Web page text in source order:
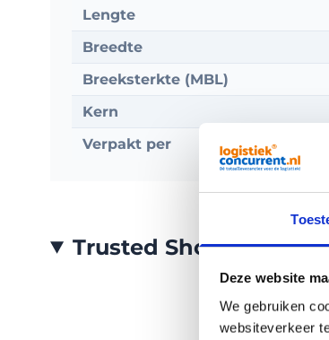
Deze website
We gebruiken
websiteverkeer
Lengte
Breedte
Breeksterkte (MBL)
Kern
Verpakt per
Trusted Shops